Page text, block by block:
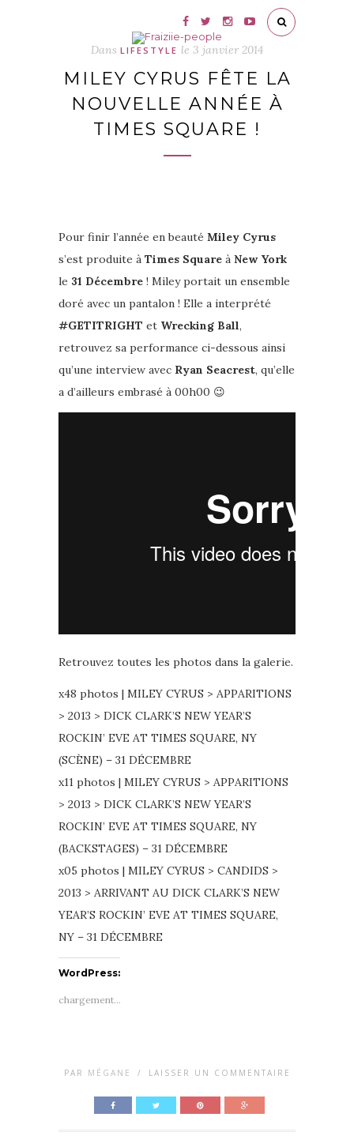
Dans LIFESTYLE le 3 janvier 2014
MILEY CYRUS FÊTE LA
NOUVELLE ANNÉE À
TIMES SQUARE !
Pour finir l’année en beauté Miley Cyrus
s’est produite à Times Square à New York
le 31 Décembre ! Miley portait un ensemble
doré avec un pantalon ! Elle a interprété
#GETITRIGHT et Wrecking Ball,
retrouvez sa performance ci-dessous ainsi
qu’une interview avec Ryan Seacrest, qu’elle
a d’ailleurs embrasé à 00h00 😉
Retrouvez toutes les photos dans la galerie.
x48 photos | MILEY CYRUS > APPARITIONS
> 2013 > DICK CLARK’S NEW YEAR’S
ROCKIN’ EVE AT TIMES SQUARE, NY
(SCÈNE) – 31 DÉCEMBRE
x11 photos | MILEY CYRUS > APPARITIONS
> 2013 > DICK CLARK’S NEW YEAR’S
ROCKIN’ EVE AT TIMES SQUARE, NY
(BACKSTAGES) – 31 DÉCEMBRE
x05 photos | MILEY CYRUS > CANDIDS >
2013 > ARRIVANT AU DICK CLARK’S NEW
YEAR’S ROCKIN’ EVE AT TIMES SQUARE,
NY – 31 DÉCEMBRE
WordPress:
chargement…
PAR MÉGANE / LAISSER UN COMMENTAIRE